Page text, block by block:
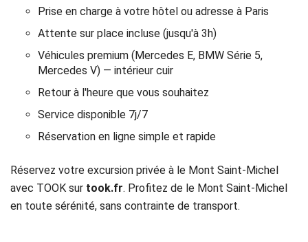
Prise en charge à votre hôtel ou adresse à Paris
Attente sur place incluse (jusqu'à 3h)
Véhicules premium (Mercedes E, BMW Série 5,
Mercedes V) — intérieur cuir
Retour à l'heure que vous souhaitez
Service disponible 7j/7
Réservation en ligne simple et rapide
Réservez votre excursion privée à le Mont Saint-Michel
avec TOOK sur took.fr. Profitez de le Mont Saint-Michel
en toute sérénité, sans contrainte de transport.